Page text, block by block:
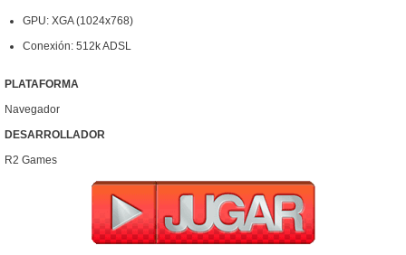
GPU: XGA (1024x768)
Conexión: 512k ADSL
PLATAFORMA
Navegador
DESARROLLADOR
R2 Games